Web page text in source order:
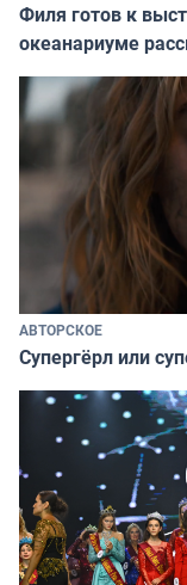
Филя готов к
океанариуме
АВТОРСКОЕ
Супергёрл или